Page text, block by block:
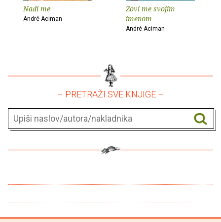
Nađi me
André Aciman
Zovi me svojim
imenom
André Aciman
– PRETRAŽI SVE KNJIGE –